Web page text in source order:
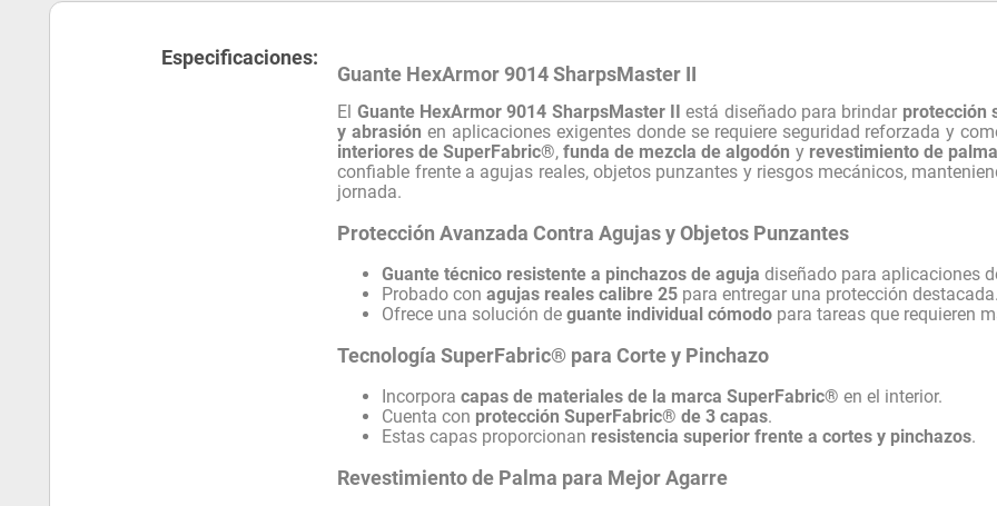
Especificaciones:
Guante HexArmor 9014 SharpsMaster II
El Guante HexArmor 9014 SharpsMaster II está diseñado para brindar protección
y abrasión en aplicaciones exigentes donde se requiere seguridad reforzada y
interiores de SuperFabric®,funda de mezcla de algodón y revestimiento de
confiable frente a agujas reales, objetos punzantes y riesgos mecánicos,
jornada.
Protección Avanzada Contra Agujas y Objetos Punzantes
Guante técnico resistente a pinchazos de aguja diseñado para aplicaciones
Probado conagujas reales calibre 25 para entregar una protección destacada.
Ofrece una solución deguante individual cómodo para tareas que requieren
Tecnología SuperFabric® para Corte y Pinchazo
Incorporacapas de materiales de la marca SuperFabric® en el interior.
Cuenta con protección SuperFabric® de 3 capas.
Estas capas proporcionan resistencia superior frente a cortes y pinchazos.
Revestimiento de Palma para Mejor Agarre